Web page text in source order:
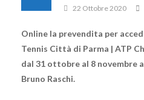
22 Ottobre 2020
Online la prevendita per
Tennis Città di Parma | ATP
dal 31 ottobre al 8 novembre
Bruno Raschi.